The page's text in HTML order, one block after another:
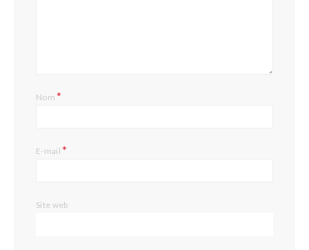
Nom*
E-mail*
Site web